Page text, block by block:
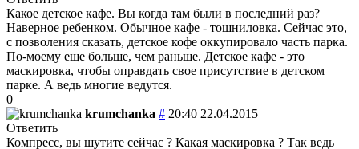
Какое детское кафе. Вы когда там были в последний раз?
Наверное ребенком. Обычное кафе - тошниловка. Сейчас это,
с позволения сказать, детское кофе оккупировало часть парка.
По-моему еще больше, чем раньше. Детское кафе - это
маскировка, чтобы оправдать свое присутствие в детском
парке. А ведь многие ведутся.
0
krumchanka # 20:40 22.04.2015
Ответить
Компресс, вы шутите сейчас ? Какая маскировка ? Так ведь